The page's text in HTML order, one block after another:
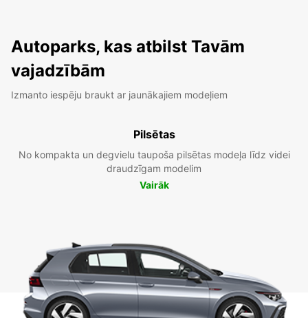
Autoparks, kas atbilst Tavām
vajadzībām
Izmanto iespēju braukt ar jaunākajiem modeļiem
Pilsētas
No kompakta un degvielu taupoša pilsētas modeļa līdz videi
draudzīgam modelim
Vairāk